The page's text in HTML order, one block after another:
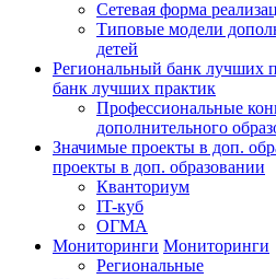
Сетевая форма
Типовые модели
детей
Региональный банк лучших
банк лучших практик
Профессиональные
дополнительного
Значимые проекты в доп.
проекты в доп. образовании
Кванториум
IT-куб
ОГМА
Мониторинги Мониторинги
Региональные